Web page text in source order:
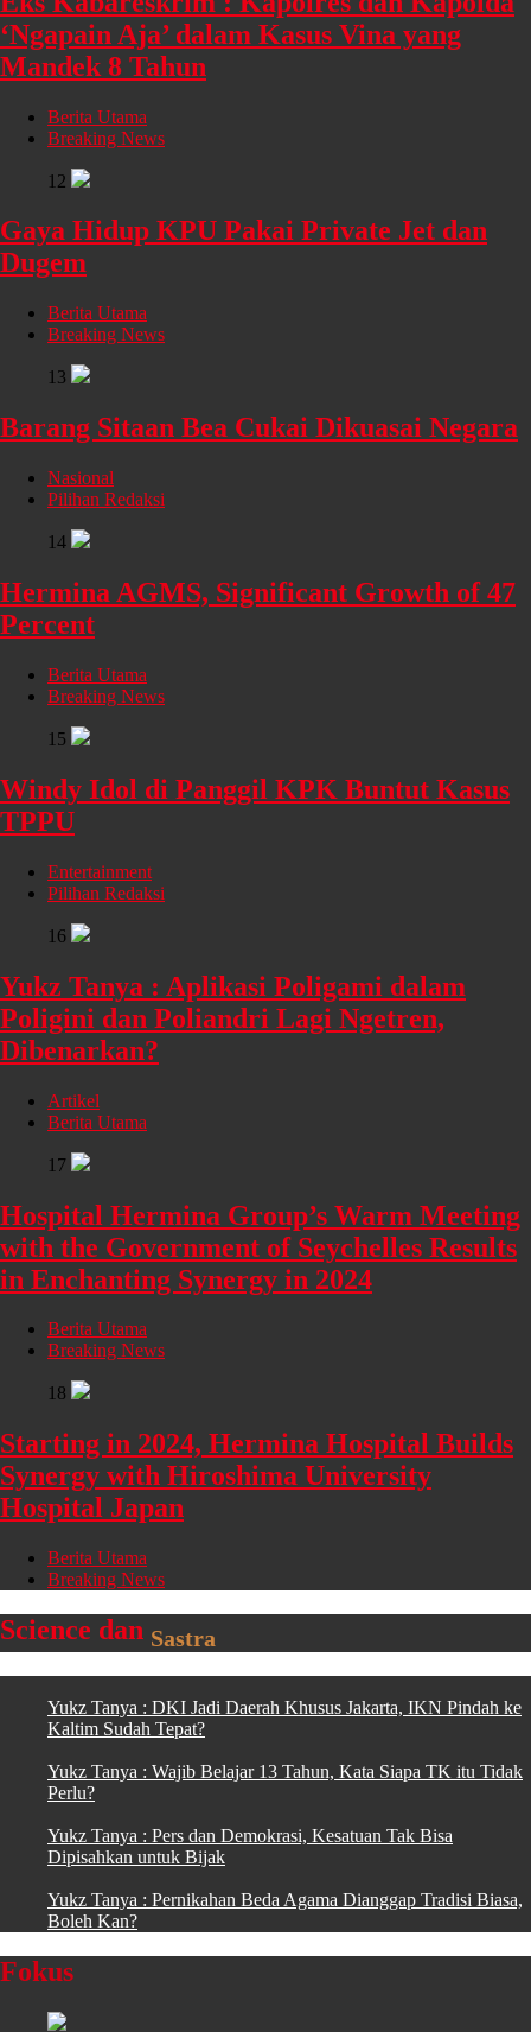
‘Ngapain Aja’ dalam Kasus Vina yang
Mandek 8 Tahun
Berita Utama
Breaking News
12
Gaya Hidup KPU Pakai Private Jet dan
Dugem
Berita Utama
Breaking News
13
Barang Sitaan Bea Cukai Dikuasai Negara
Nasional
Pilihan Redaksi
14
Hermina AGMS, Significant Growth of 47
Percent
Berita Utama
Breaking News
15
Windy Idol di Panggil KPK Buntut Kasus
TPPU
Entertainment
Pilihan Redaksi
16
Yukz Tanya : Aplikasi Poligami dalam
Poligini dan Poliandri Lagi Ngetren,
Dibenarkan?
Artikel
Berita Utama
17
Hospital Hermina Group’s Warm Meeting
with the Government of Seychelles Results
in Enchanting Synergy in 2024
Berita Utama
Breaking News
18
Starting in 2024, Hermina Hospital Builds
Synergy with Hiroshima University
Hospital Japan
Berita Utama
Breaking News
Science dan Sastra
Yukz Tanya : DKI Jadi Daerah Khusus Jakarta, IKN Pindah ke
Kaltim Sudah Tepat?
Yukz Tanya : Wajib Belajar 13 Tahun, Kata Siapa TK itu Tidak
Perlu?
Yukz Tanya : Pers dan Demokrasi, Kesatuan Tak Bisa
Dipisahkan untuk Bijak
Yukz Tanya : Pernikahan Beda Agama Dianggap Tradisi Biasa,
Boleh Kan?
Fokus